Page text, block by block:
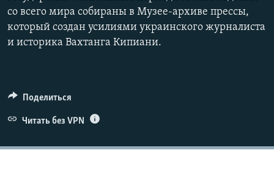
со всего мира собираны в Музее-архиве прессы,
который создан усилиями украинского журналиста
и историка Вахтанга Кипиани.
Поделиться
Читать без VPN